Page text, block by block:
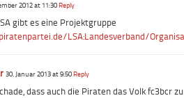
2012 at 11:30 Reply
gibt es eine Projektgruppe
LSA:Landesverband/
30. Januar 2013 at 9:50 Reply
dass auch die Piraten das Volk fc3bcr